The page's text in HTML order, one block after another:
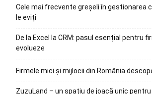
Cele mai frecvente greșeli în gestionarea
le eviți
De la Excel la CRM: pasul esențial pentru
evolueze
Firmele mici și mijlocii din România
ZuzuLand – un spațiu de joacă unic